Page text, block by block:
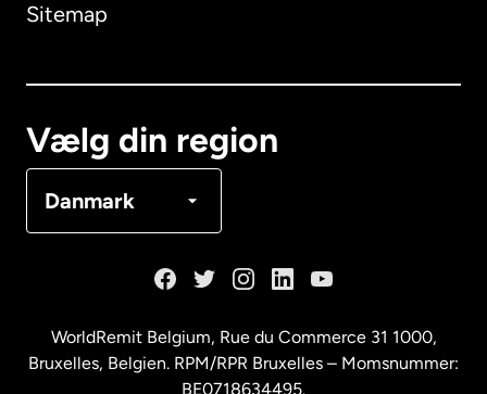
Sitemap
Vælg din region
Danmark
Malaysia
WorldRemit Belgium, Rue du Commerce 31 1000,
Bruxelles, Belgien. RPM/RPR Bruxelles – Momsnummer:
BE0718634495.